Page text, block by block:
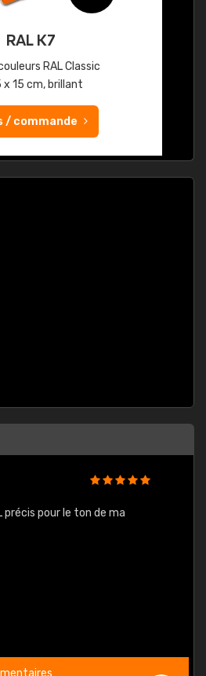
RAL K7
RAL Classic
x 15 cm, brillant
/ commande
précis pour le ton de ma